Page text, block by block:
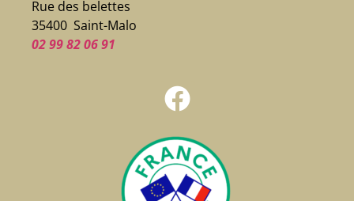
Rue des belettes
35400 Saint-Malo
02 99 82 06 91